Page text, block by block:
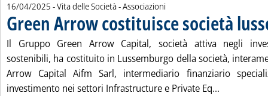
16/04/2025 - Vita delle Società - Associazioni
Green Arrow costituisce società
Il Gruppo Green Arrow Capital, società attiva negli
sostenibili, ha costituito in Lussemburgo della società,
Arrow Capital Aifm Sarl, intermediario finanziario
investimento nei settori Infrastructure e Private Eq...